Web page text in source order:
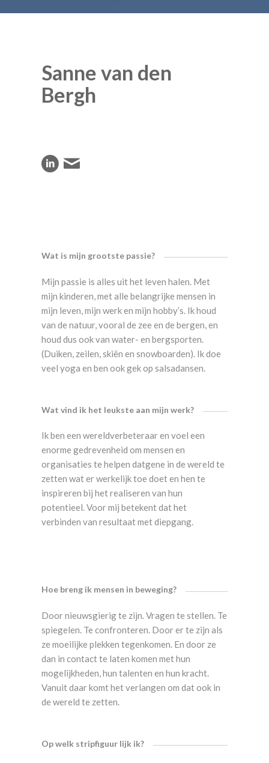
Sanne van den
Bergh
Wat is mijn grootste passie?
Mijn passie is alles uit het leven halen. Met
mijn kinderen, met alle belangrijke mensen in
mijn leven, mijn werk en mijn hobby’s. Ik houd
van de natuur, vooral de zee en de bergen, en
houd dus ook van water- en bergsporten.
(Duiken, zeilen, skiën en snowboarden). Ik doe
veel yoga en ben ook gek op salsadansen.
Wat vind ik het leukste aan mijn werk?
Ik ben een wereldverbeteraar en voel een
enorme gedrevenheid om mensen en
organisaties te helpen datgene in de wereld te
zetten wat er werkelijk toe doet en hen te
inspireren bij het realiseren van hun
potentieel. Voor mij betekent dat het
verbinden van resultaat met diepgang.
Hoe breng ik mensen in beweging?
Door nieuwsgierig te zijn. Vragen te stellen. Te
spiegelen. Te confronteren. Door er te zijn als
ze moeilijke plekken tegenkomen. En door ze
dan in contact te laten komen met hun
mogelijkheden, hun talenten en hun kracht.
Vanuit daar komt het verlangen om dat ook in
de wereld te zetten.
Op welk stripfiguur lijk ik?